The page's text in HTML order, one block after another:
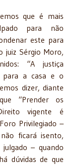
que é mais
para não
este para
juiz Sérgio Moro,
“A justiça
para a casa e o
dizer, diante
“Prender os
vigente é
Privilegiado –
ficará isento,
– quando
dúvidas de que